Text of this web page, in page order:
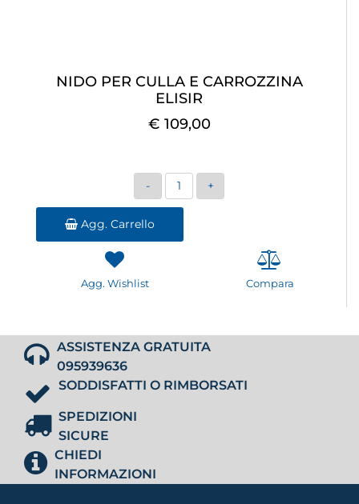
NIDO PER CULLA E CARROZZINA
ELISIR
€ 109,00
Quantità
Agg. Carrello
Agg. Wishlist Compara
ASSISTENZA GRATUITA
095939636
SODDISFATTI O RIMBORSATI
SPEDIZIONI
SICURE
CHIEDI
INFORMAZIONI